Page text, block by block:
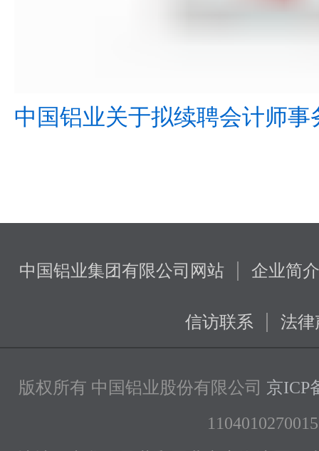
中国铝业关于拟续聘会计师事
中国铝业集团有限公司网站 | 企业简介
信访联系 | 法律
版权所有 中国铝业股份有限公司 京ICP